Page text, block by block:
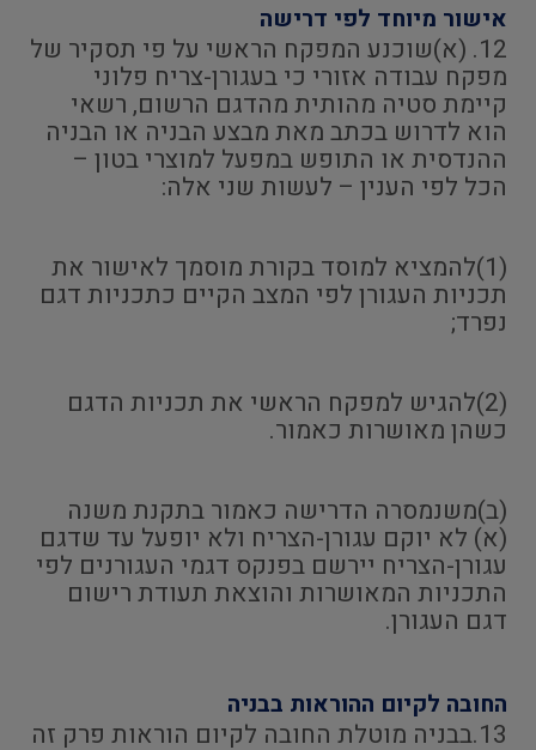
אישור מיוחד לפי דרישה
12. (א)שוכנע המפקח הראשי על פי תסקיר של
מפקח עבודה אזורי כי בעגורן-צריח פלוני
קיימת סטיה מהותית מהדגם הרשום, רשאי
הוא לדרוש בכתב מאת מבצע הבניה או הבניה
ההנדסית או התופש במפעל למוצרי בטון –
הכל לפי הענין – לעשות שני אלה:
(1)להמציא למוסד בקורת מוסמך לאישור את
תכניות העגורן לפי המצב הקיים כתכניות דגם
נפרד;
(2)להגיש למפקח הראשי את תכניות הדגם
כשהן מאושרות כאמור.
(ב)משנמסרה הדרישה כאמור בתקנת משנה
(א) לא יוקם עגורן-הצריח ולא יופעל עד שדגם
עגורן-הצריח יירשם בפנקס דגמי העגורנים לפי
התכניות המאושרות והוצאת תעודת רישום
דגם העגורן.
החובה לקיום ההוראות בבניה
13.בבניה מוטלת החובה לקיום הוראות פרק זה